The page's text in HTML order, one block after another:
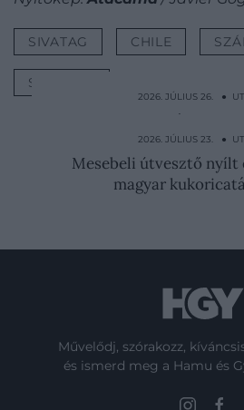
SIVATAG CHILE
SZAHARA
2026. JÚLIUS 26. ●
Csónakkal munkába,
szokatlan
2026. JÚLIUS 23. ●
Mesebeli útvesztő nyílt
magyar
Művelődj, szórakozz,
és ismerd meg a Hamu és